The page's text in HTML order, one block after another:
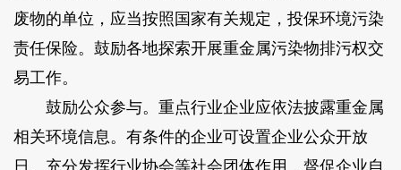
废物的单位，应当按照国家有关规定，投保环境污染
责任保险。鼓励各地探索开展重金属污染物排污权交
易工作。
鼓励公众参与。重点行业企业应依法披露重金属
相关环境信息。有条件的企业可设置企业公众开放